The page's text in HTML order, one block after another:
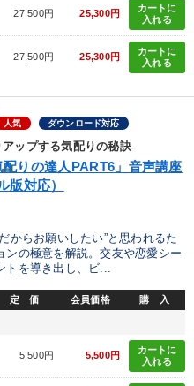
27,500円 25,300円
カートに
入れる
27,500円 25,300円
カートに
入れる
人気 ダウンロード対応
ップする気配りの秘訣
りの達人PART6」音声講座
版対応）
からお願いしたい”と思われるた
の極意を解説。交友や恋愛シー
トを導き出し、ビ...
定 価 会員価格 購 入
5,500円 5,500円
カートに
入れる